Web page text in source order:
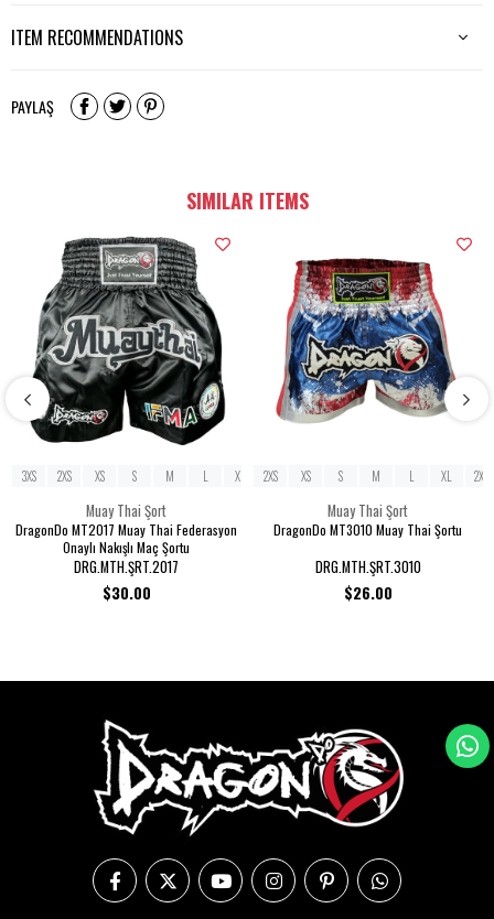
ITEM RECOMMENDATIONS
PAYLAŞ
SIMILAR ITEMS
Muay Thai Şort
DragonDo MT2017 Muay Thai Federasyon
Onaylı Nakışlı Maç Şortu
DRG.MTH.ŞRT.2017
$30.00
3XS 2XS XS S M L XL 2XL 3XL
Muay Thai Şort
DragonDo MT3010 Muay Thai Şortu
DRG.MTH.ŞRT.3010
$26.00
2XS XS S M L XL 2XL